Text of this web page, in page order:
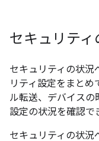
セキュリテ
セキュリティの状況
リティ設定をまとめ
ル転送、デバイスの
設定の状況を確認で
セキュリティの状況